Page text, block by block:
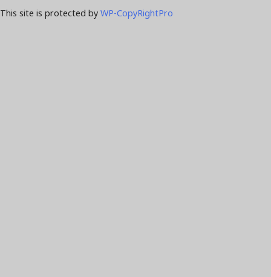
This site is protected by WP-CopyRightPro